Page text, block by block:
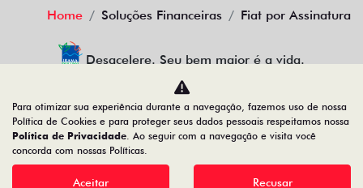
Home Soluções Financeiras Fiat por Assinatura
Desacelere. Seu bem maior é a vida.
22.204.101/0001-17
Para otimizar sua experiência durante a navegação, fazemos uso de nossa
Política de Cookies e para proteger seus dados pessoais respeitamos nossa
Política de Privacidade. Ao seguir com a navegação e visita você
concorda com nossas Políticas.
Aceitar Recusar